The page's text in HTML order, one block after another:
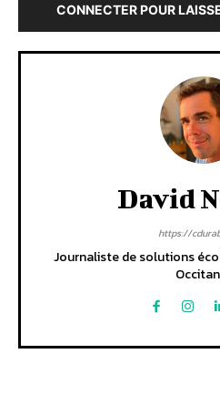
CONNECTER POUR
David
https://
Journaliste de solutions